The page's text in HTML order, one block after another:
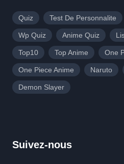
Quiz Test De Personnalite
Wp Quiz Anime Quiz
Top10 Top Anime One
One Piece Anime Naruto
Demon Slayer
Suivez-nous